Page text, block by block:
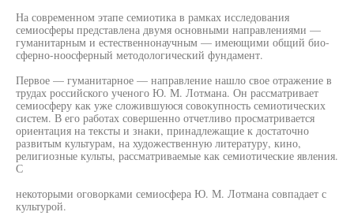
На современном этапе семиотика в рамках исследования
семиосферы представлена двумя основными направлениями —
гуманитарным и естественнонаучным — имеющими общий био-
сферно-ноосферный методологический фундамент.
Первое — гуманитарное — направление нашло свое отражение в
трудах российского ученого Ю. М. Лотмана. Он рассматривает
семиосферу как уже сложившуюся совокупность семиотических
систем. В его работах совершенно отчетливо просматривается
ориентация на тексты и знаки, принадлежащие к достаточно
развитым культурам, на художественную литературу, кино,
религиозные культы, рассматриваемые как семиотические явления.
С
некоторыми оговорками семиосфера Ю. М. Лотмана совпадает с
культурой.